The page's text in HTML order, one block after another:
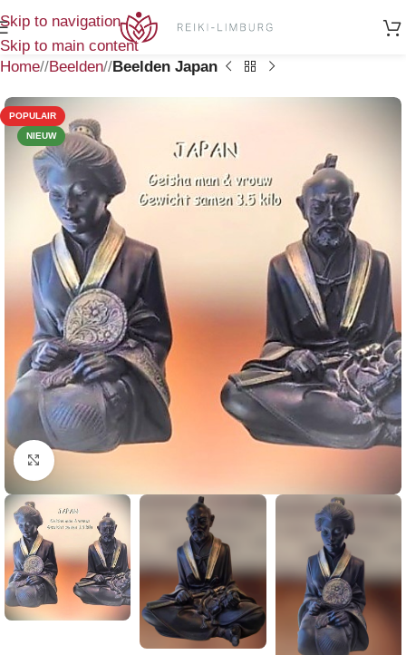
Skip to navigation
Skip to main content
Home/ Beelden/ Beelden Japan
POPULAIR
NIEUW
Klik om te vergroten